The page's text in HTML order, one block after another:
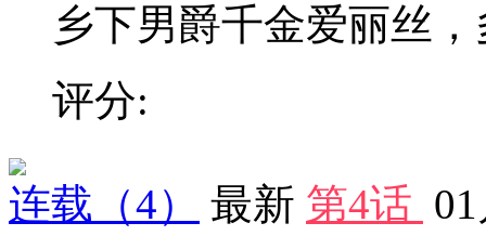
乡下男爵千金爱丽丝，
评分:
连载 （4） 最新 第4话